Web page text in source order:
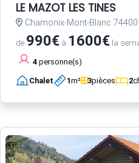
LE MAZOT LES TINES
Chamonix-Mont-Blanc 74400
de 990€ à 1600€ la
4 personne(s)
Chalet 1m² 3pièces 2